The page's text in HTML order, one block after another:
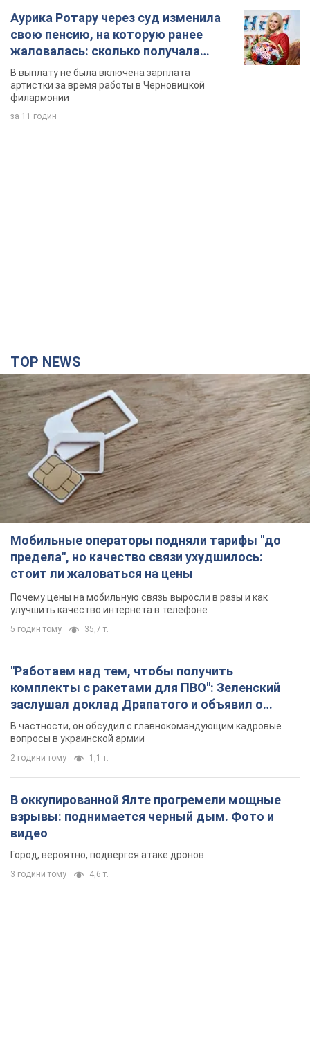
Аурика Ротару через суд изменила
свою пенсию, на которую ранее
жаловалась: сколько получала
певица
В выплату не была включена зарплата
артистки за время работы в Черновицкой
филармонии
за 11 годин
TOP NEWS
Мобильные операторы подняли тарифы "до
предела", но качество связи ухудшилось:
стоит ли жаловаться на цены
Почему цены на мобильную связь выросли в разы и как
улучшить качество интернета в телефоне
5 годин тому 35,7 т.
"Работаем над тем, чтобы получить
комплекты с ракетами для ПВО": Зеленский
заслушал доклад Драпатого и объявил о
новых мерах
В частности, он обсудил с главнокомандующим кадровые
вопросы в украинской армии
2 години тому 1,1 т.
В оккупированной Ялте прогремели мощные
взрывы: поднимается черный дым. Фото и
видео
Город, вероятно, подвергся атаке дронов
3 години тому 4,6 т.